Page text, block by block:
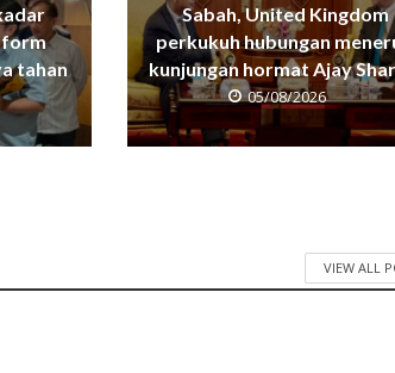
tahan
Sabah, United Kingdom
perkukuh hubungan
kunjungan hormat Ajay
05/08/2026
VIEW ALL